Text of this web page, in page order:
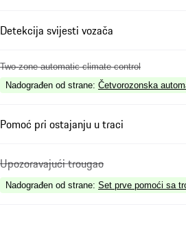
Detekcija svijesti vozača
Two-zone automatic climate control
Nadograđen od strane: Četvorozonska
Pomoć pri ostajanju u traci
Upozoravajući trougao
Nadograđen od strane: Set prve pomoći sa